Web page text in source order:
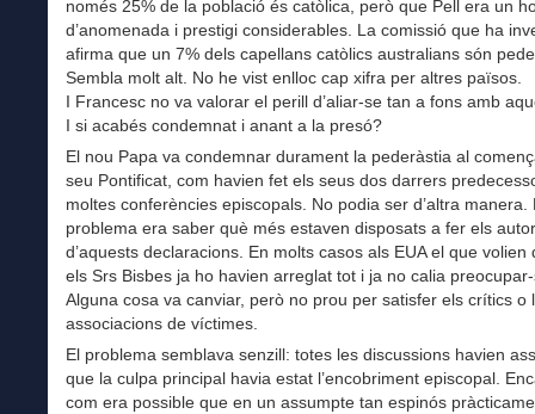
només 25% de la població és catòlica, però que Pell era un
d’anomenada i prestigi considerables. La comissió que ha
afirma que un 7% dels capellans catòlics australians són
Sembla molt alt. No he vist enlloc cap xifra per altres països.
I Francesc no va valorar el perill d’aliar-se tan a fons amb
I si acabés condemnat i anant a la presó?
El nou Papa va condemnar durament la pederàstia al
seu Pontificat, com havien fet els seus dos darrers
moltes conferències episcopals. No podia ser d’altra manera.
problema era saber què més estaven disposats a fer els
d’aquests declaracions. En molts casos als EUA el que volien
els Srs Bisbes ja ho havien arreglat tot i ja no calia preocupar-
Alguna cosa va canviar, però no prou per satisfer els crítics o
associacions de víctimes.
El problema semblava senzill: totes les discussions havien
que la culpa principal havia estat l’encobriment episcopal.
com era possible que en un assumpte tan espinós